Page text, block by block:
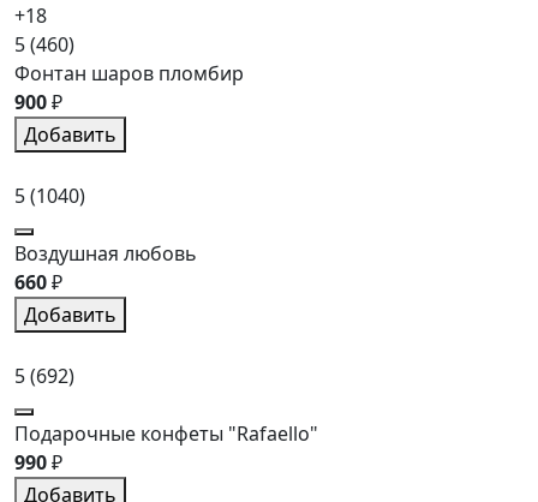
+18
5(460)
Фонтан шаров пломбир
900₽
Добавить
5(1040)
Воздушная любовь
660₽
Добавить
5(692)
Подарочные конфеты "Rafaello"
990₽
Добавить